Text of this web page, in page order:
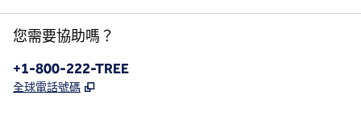
您需要協助嗎？
電話：
+1-800-222-TREE
全球電話號碼 ,